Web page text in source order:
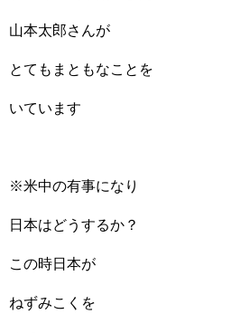
山本太郎さんが
とてもまともなことを
いています
※米中の有事になり
日本はどうするか？
この時日本が
ねずみこくを